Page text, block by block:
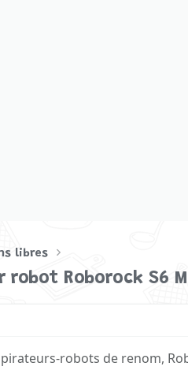
libres
Roborock S6
robots de renom,